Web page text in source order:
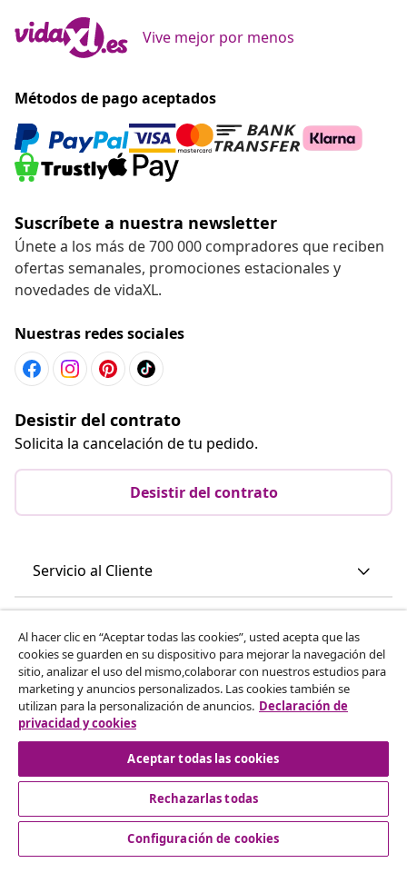
Vive mejor por menos
Métodos de pago aceptados
Suscríbete a nuestra newsletter
Únete a los más de 700 000 compradores que reciben
ofertas semanales, promociones estacionales y
novedades de vidaXL.
Nuestras redes sociales
Desistir del contrato
Solicita la cancelación de tu pedido.
Desistir del contrato
Servicio al Cliente
vidaXL
Descubre mas
Al hacer clic en “Aceptar todas las cookies”, usted acepta que las
cookies se guarden en su dispositivo para mejorar la navegación del
sitio, analizar el uso del mismo,colaborar con nuestros estudios para
marketing y anuncios personalizados. Las cookies también se
utilizan para la personalización de anuncios. Declaración de
privacidad y cookies
Aceptar todas las cookies
Rechazarlas todas
Configuración de cookies